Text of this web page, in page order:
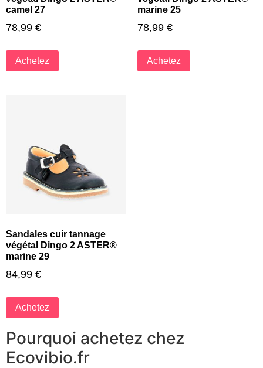
camel 27
78,99 €
Achetez
marine 25
78,99 €
Achetez
Sandales cuir tannage
végétal Dingo 2 ASTER®
marine 29
84,99 €
Achetez
Pourquoi achetez chez
Ecovibio.fr